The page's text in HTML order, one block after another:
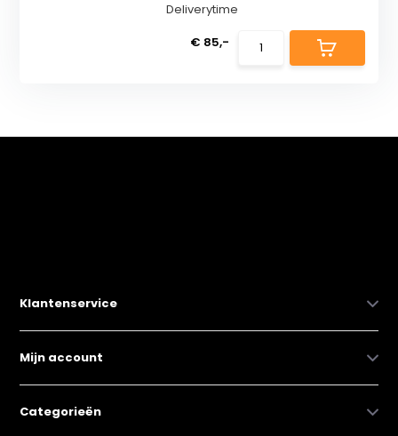
Deliverytime
€ 85,-
Klantenservice
Mijn account
Categorieën